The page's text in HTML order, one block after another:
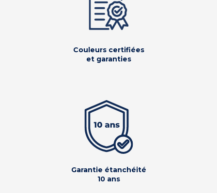
Couleurs certifiées
et garanties
Garantie étanchéité
10 ans